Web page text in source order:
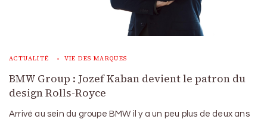
ACTUALITÉ VIE DES MARQUES
BMW Group : Jozef Kaban devient le patron du
design Rolls-Royce
Arrivé au sein du groupe BMW il y a un peu plus de deux ans